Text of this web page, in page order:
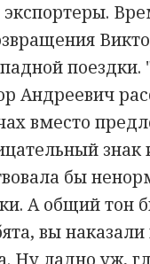
поездки.
Андреевич
вместо
бы
А общий тон
вы наказали